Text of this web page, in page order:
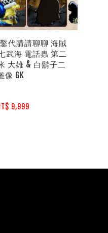
代購請聊聊 海賊
武海 電話蟲 第二
大雄 & 白鬍子二
像 GK
9,999